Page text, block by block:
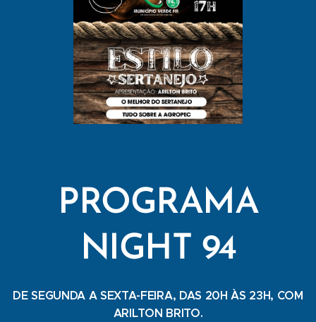
PROGRAMA
NIGHT 94
DE SEGUNDA A SEXTA-FEIRA, DAS 20H ÀS 23H, COM
ARILTON BRITO.